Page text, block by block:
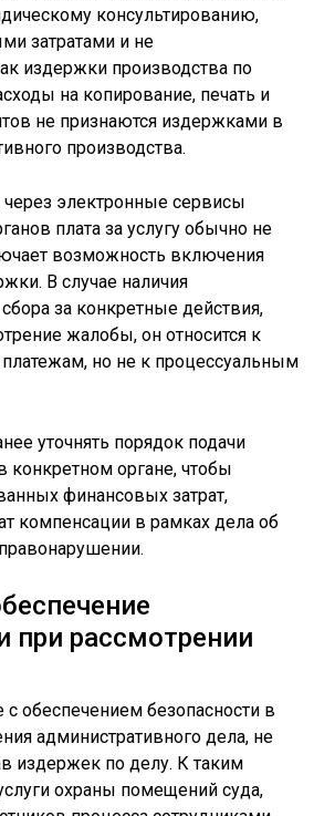
консультированию,
затратами и не
издержки производства по
на копирование, печать и
не признаются издержками в
производства.
электронные сервисы
плата за услугу обычно не
возможность включения
В случае наличия
за конкретные действия,
жалобы, он относится к
но не к процессуальным
уточнять порядок подачи
конкретном органе, чтобы
финансовых затрат,
компенсации в рамках дела об
при рассмотрении
обеспечением безопасности в
административного дела, не
издержек по делу. К таким
охраны помещений суда,